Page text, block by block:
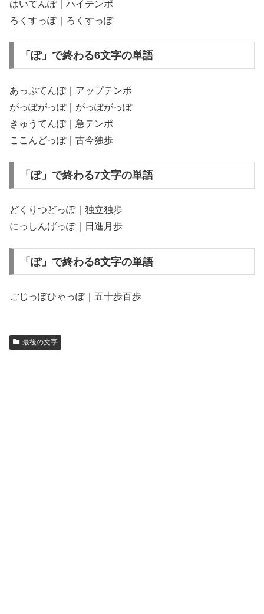
はいてんぽ｜ハイテンポ
ろくすっぽ｜ろくすっぽ
「ぽ」で終わる6文字の単語
あっぷてんぽ｜アップテンポ
がっぽがっぽ｜がっぽがっぽ
きゅうてんぽ｜急テンポ
ここんどっぽ｜古今独歩
「ぽ」で終わる7文字の単語
どくりつどっぽ｜独立独歩
にっしんげっぽ｜日進月歩
「ぽ」で終わる8文字の単語
ごじっぽひゃっぽ｜五十歩百歩
最後の文字